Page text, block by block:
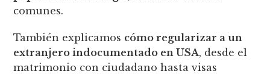
comunes.
También explicamos cómo regularizar a un
extranjero indocumentado en USA, desde el
matrimonio con ciudadano hasta visas